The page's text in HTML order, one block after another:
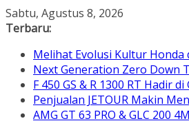
Skip
to
Sabtu, Agustus 8, 2026
Terbaru:
Melihat Evolusi Kultur Honda
Next Generation Zero Down
F 450 GS & R 1300 RT Hadir
Penjualan JETOUR Makin
AMG GT 63 PRO & GLC 200